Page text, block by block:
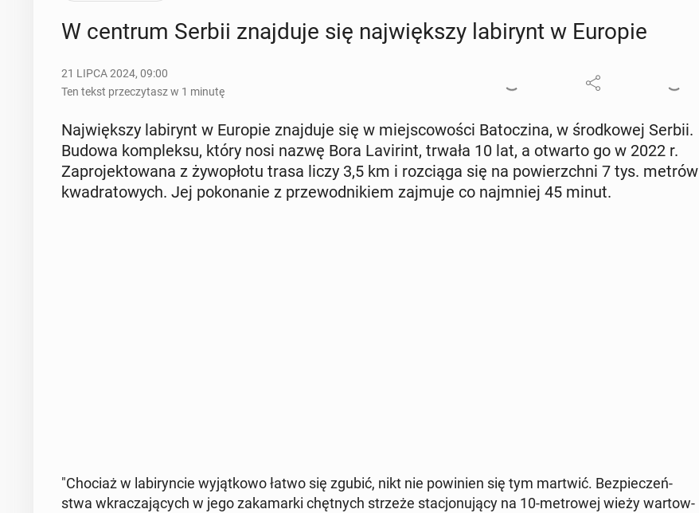
W centrum Serbii znaj­du­je się naj­więk­szy la­bi­rynt w Europie
21 LIPCA 2024, 09:00
Ten tekst przeczytasz w 1 minutę
Naj­więk­szy la­bi­rynt w Europie znaj­du­je się w miej­sco­wo­ści Ba­to­czi­na, w środ­ko­wej Serbii.
Budowa kom­plek­su, który nosi nazwę Bora La­vi­rint, trwała 10 lat, a otwarto go w 2022 r.
Za­pro­jek­to­wa­na z ży­wo­pło­tu trasa liczy 3,5 km i roz­cią­ga się na po­wierzch­ni 7 tys. metrów
kwa­dra­to­wych. Jej po­ko­na­nie z prze­wod­ni­kiem zajmuje co naj­mniej 45 minut.
"Chociaż w la­bi­ryn­cie wy­jąt­ko­wo łatwo się zgubić, nikt nie po­wi­nien się tym martwić. Bez­pie­czeń­
stwa wkra­cza­ją­cych w jego za­ka­mar­ki chęt­nych strzeże sta­cjo­nu­ją­cy na 10-me­tro­wej wieży war­tow­